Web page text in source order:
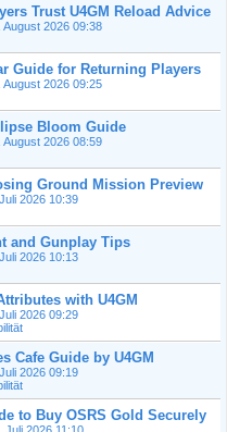
Trust U4GM Reload Advice
August 2026 09:38
Guide for Returning Players
August 2026 09:25
Bloom Guide
August 2026 08:59
Ground Mission Preview
2026 10:39
and Gunplay Tips
2026 10:13
with U4GM
2026 09:29
Cafe Guide by U4GM
2026 09:19
to Buy OSRS Gold Securely
Juli 2026 11:10